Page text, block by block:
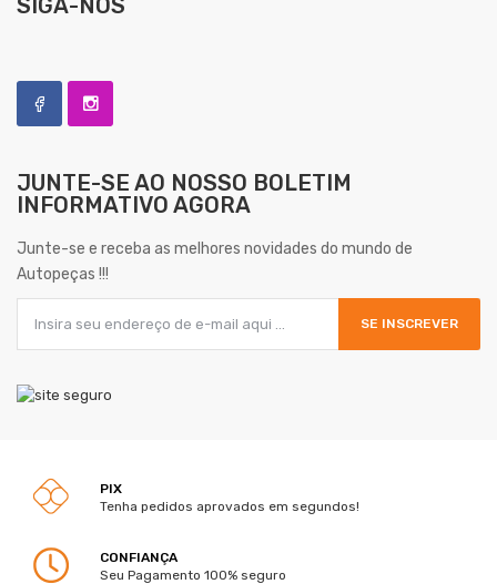
SIGA-NOS
JUNTE-SE AO NOSSO BOLETIM
INFORMATIVO AGORA
Junte-se e receba as melhores novidades do mundo de
Autopeças !!!
SE INSCREVER
PIX
Tenha pedidos aprovados em segundos!
CONFIANÇA
Seu Pagamento 100% seguro